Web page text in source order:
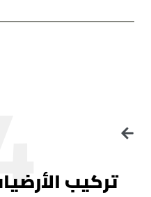
تركيب